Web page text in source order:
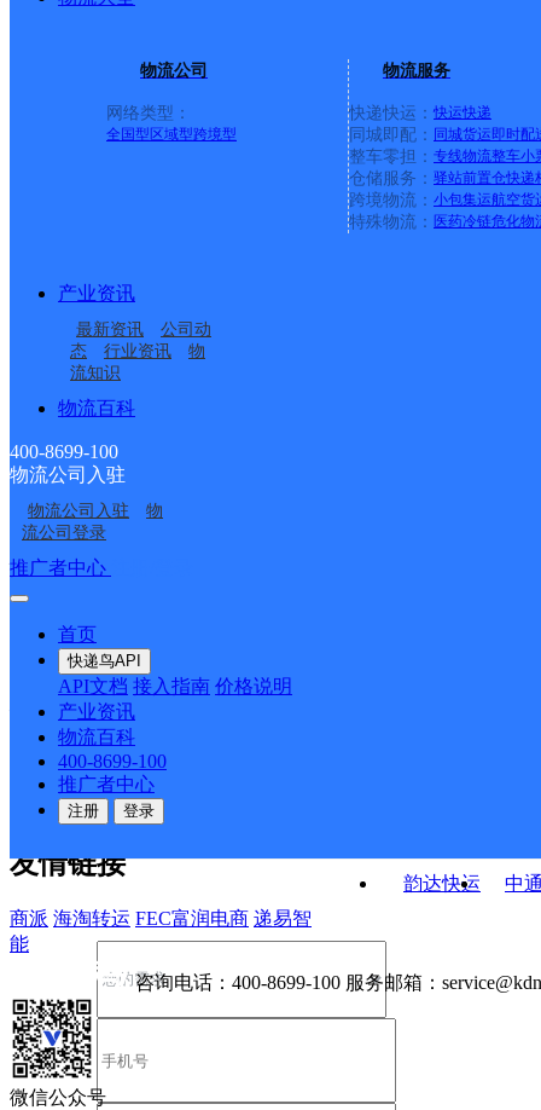
物流公司
网络类型：
全国型 区域型跨境型
物流服务
快递快运： 快运快递
同城即配： 同城货运即时配
整车零担： 专线物流整车小
仓储服务： 驿站前置仓快递
跨境物流： 小包集运航空货
特殊物流： 医药冷链危化物
产业资讯
最新资讯
公司动
态
行业资讯
物
流知识
物流百科
400-8699-100
物流公司入驻
物流公司入驻
物
流公司登录
推广者中心
首页
快递鸟API
API文档 接入指南 价格说明
产业资讯
物流百科
400-8699-100
推广者中心
注册 登录
酒泉金塔县营业部
东坝邮政所
中路邮政所
中东邮政所
航天镇邮政所
金港湾四号门店领航发
韵达快运
中
接口API
API接口 DEMO下载
关于我们
公司介绍 企业动态
合作伙伴 快递鸟接口服务协议
户隐私政策
友情链接
商派 海淘转运 FEC富润电商 递易智
能
咨询电话： 400-8699-100 服务邮箱：
微信公众号